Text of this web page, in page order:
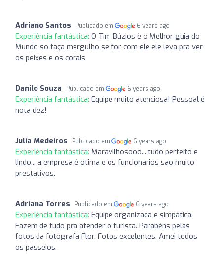
Adriano Santos Publicado em 6 years ago
Experiência fantástica: O Tim Búzios è o Melhor guia do
Mundo so faça mergulho se for com ele ele leva pra ver
os peixes e os corais
Danilo Souza Publicado em 6 years ago
Experiência fantástica: Equipe muito atenciosa! Pessoal é
nota dez!
Julia Medeiros Publicado em 6 years ago
Experiência fantástica: Maravilhosooo... tudo perfeito e
lindo... a empresa é otima e os funcionarios sao muito
prestativos.
Adriana Torres Publicado em 6 years ago
Experiência fantástica: Equipe organizada e simpática.
Fazem de tudo pra atender o turista. Parabéns pelas
fotos da fotógrafa Flor. Fotos excelentes. Amei todos
os passeios.